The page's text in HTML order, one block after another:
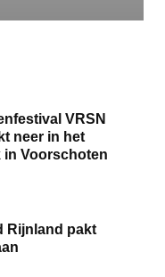
VRSN
neer in het
in Voorschoten
Rijnland pakt